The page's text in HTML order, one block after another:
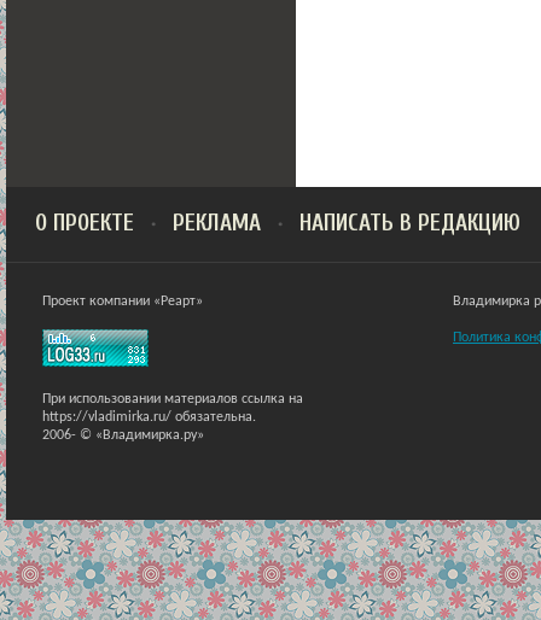
О ПРОЕКТЕ РЕКЛАМА НАПИСАТЬ В РЕДАКЦИЮ
Проект компании «Реарт»
При использовании материалов ссылка на
https://vladimirka.ru/ обязательна.
2006- © «Владимирка.ру»
Владимирка
Политика